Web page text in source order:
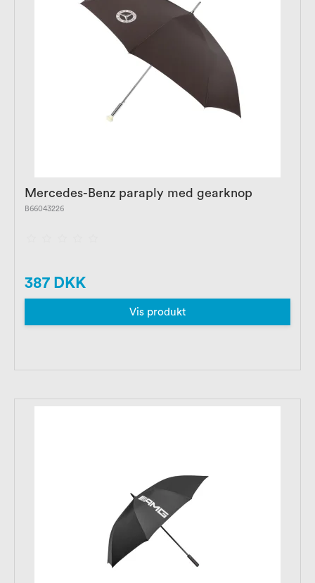
Mercedes-Benz paraply med gearknop
B66043226
387 DKK
Vis produkt